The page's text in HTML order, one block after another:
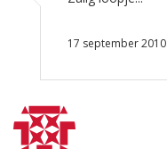
17 september 2010